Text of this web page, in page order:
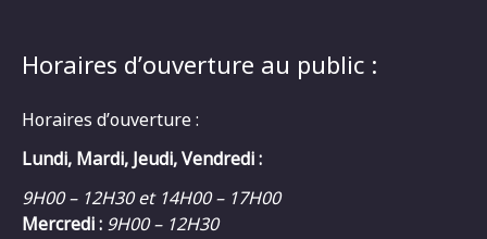
Horaires d’ouverture au public :
Horaires d’ouverture :
Lundi, Mardi, Jeudi, Vendredi :
9H00 – 12H30 et 14H00 – 17H00
Mercredi : 9H00 – 12H30